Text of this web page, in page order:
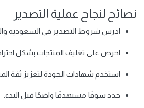
نصائح لنجاح عملية التصدير
ادرس شروط التصدير في السعودية
احرص على تغليف المنتجات بشكل
استخدم شهادات الجودة لتعزيز ثقة
حدد سوقًا مستهدفًا واضحًا قبل البدء.